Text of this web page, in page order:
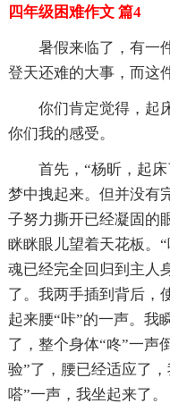
四年级困难作文 篇4
暑假来临了，有一
登天还难的大事，而这
你们肯定觉得，起
你们我的感受。
首先，“杨昕，起
梦中拽起来。但并没有
子努力撕开已经凝固的
眯眯眼儿望着天花板。
魂已经完全回归到主人
了。我两手插到背后，
起来腰“咔”的一声。我
了，整个身体“咚”一声
验”了，腰已经适应了
嗒”一声，我坐起来了。